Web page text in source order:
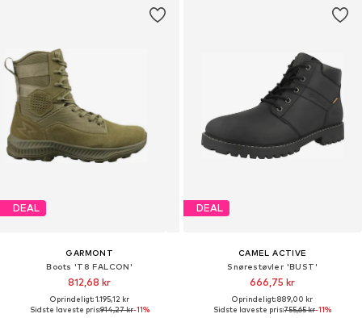
DEAL
GARMONT
Boots 'T8 FALCON'
812,68 kr
Oprindeligt: 1.195,12 kr
Sidste laveste pris:914,27 kr-11%
DEAL
CAMEL ACTIVE
Snørestøvler 'BUST'
666,75 kr
Oprindeligt: 889,00 kr
Sidste laveste pris:755,65 kr-11%